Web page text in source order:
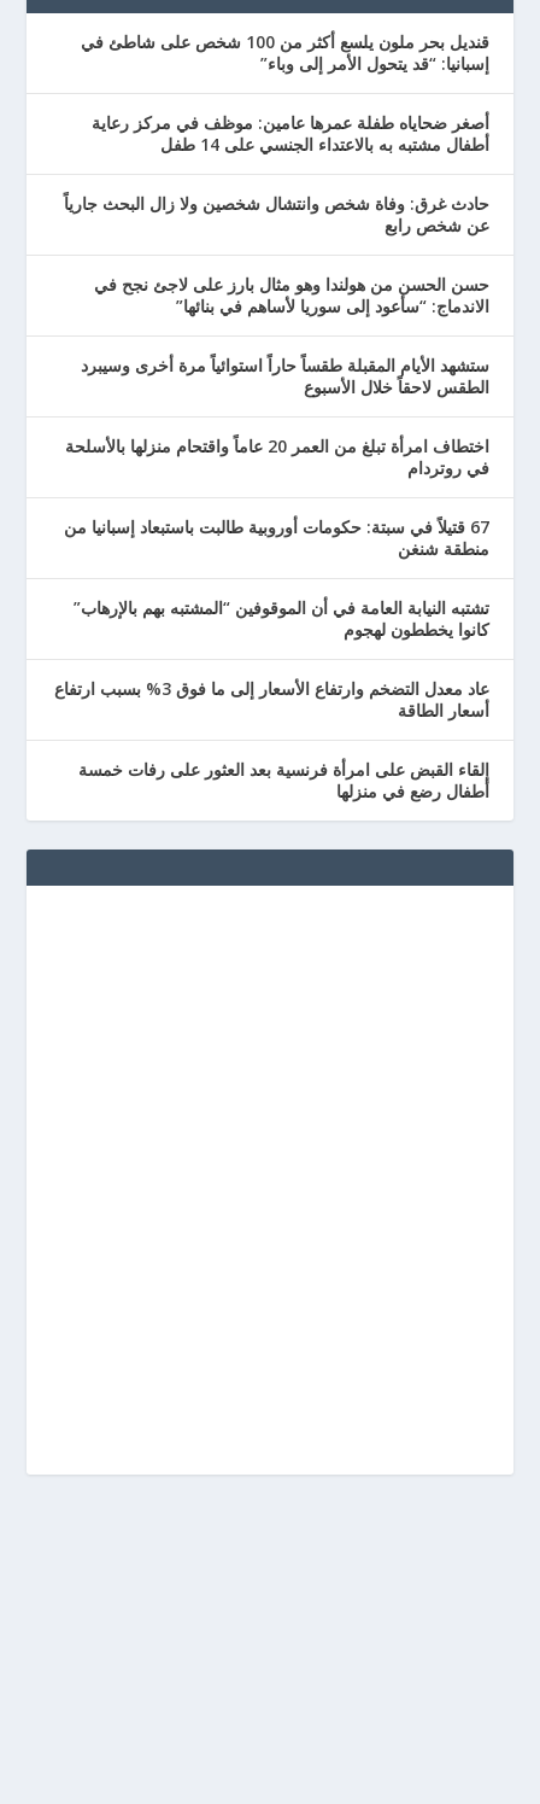
قنديل بحر ملون يلسع أكثر من 100 شخص على شاطئ في
إسبانيا: “قد يتحول الأمر إلى وباء”
أصغر ضحاياه طفلة عمرها عامين: موظف في مركز رعاية
أطفال مشتبه به بالاعتداء الجنسي على 14 طفل
حادث غرق: وفاة شخص وانتشال شخصين ولا زال البحث جارياً
عن شخص رابع
حسن الحسن من هولندا وهو مثال بارز على لاجئ نجح في
الاندماج: “سأعود إلى سوريا لأساهم في بنائها”
ستشهد الأيام المقبلة طقساً حاراً استوائياً مرة أخرى وسيبرد
الطقس لاحقاً خلال الأسبوع
اختطاف امرأة تبلغ من العمر 20 عاماً واقتحام منزلها بالأسلحة
في روتردام
67 قتيلاً في سبتة: حكومات أوروبية طالبت باستبعاد إسبانيا من
منطقة شنغن
تشتبه النيابة العامة في أن الموقوفين “المشتبه بهم بالإرهاب”
كانوا يخططون لهجوم
عاد معدل التضخم وارتفاع الأسعار إلى ما فوق 3% بسبب ارتفاع
أسعار الطاقة
إلقاء القبض على امرأة فرنسية بعد العثور على رفات خمسة
أطفال رضع في منزلها